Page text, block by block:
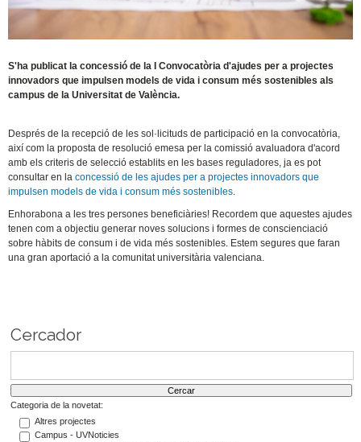
S'ha publicat la concessió de la I Convocatòria d'ajudes per a projectes
innovadors que impulsen models de vida i consum més sostenibles als
campus de la Universitat de València.
Després de la recepció de les sol·licituds de participació en la convocatòria,
així com la proposta de resolució emesa per la comissió avaluadora d'acord
amb els criteris de selecció establits en les bases reguladores, ja es pot
consultar en laconcessió de les ajudes per a projectes innovadors que
impulsen models de vida i consum més sostenibles.
Enhorabona a les tres persones beneficiàries! Recordem que aquestes ajudes
tenen com a objectiu generar noves solucions i formes de conscienciació
sobre hàbits de consum i de vida més sostenibles. Estem segures que faran
una gran aportació a la comunitat universitària valenciana.
Cercador
Categoria de la novetat:
Altres projectes
Campus - UVNoticies